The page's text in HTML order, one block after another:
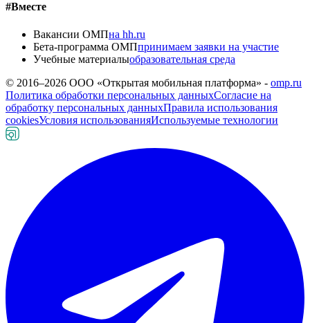
#Вместе
Вакансии ОМПна hh.ru
Бета-программа ОМПпринимаем заявки на участие
Учебные материалыобразовательная среда
© 2016–2026 ООО «Открытая мобильная платформа» - omp.ru
Политика обработки персональных данныхСогласие на
обработку персональных данныхПравила использования
cookiesУсловия использованияИспользуемые технологии